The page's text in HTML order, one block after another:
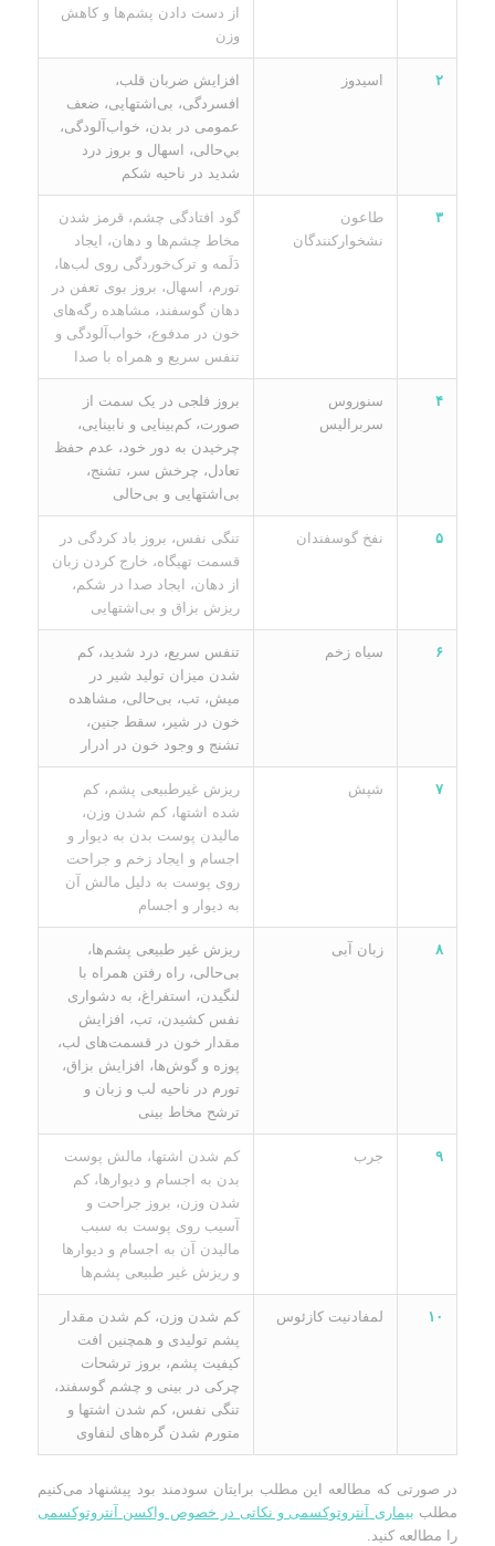
از دست دادن پشم‌ها و کاهش
وزن
۲ اسیدوز
افزایش ضربان قلب،
افسردگی، بی‌اشتهایی، ضعف
عمومی در بدن، خواب‌آلودگی،
بي‌حالی، اسهال و بروز درد
شدید در ناحیه شکم
۳
طاعون
نشخوارکنندگان
گود افتادگی چشم، قرمز شدن
مخاط چشم‌ها و دهان، ایجاد
دَلَمه و ترک‌خوردگی روی لب‌ها،
تورم، اسهال، بروز بوی تعفن در
دهان گوسفند، مشاهده رگه‌های
خون در مدفوع، خواب‌آلودگی و
تنفس سریع و همراه با صدا
۴
سنوروس
سربرالیس
بروز فلجی در یک سمت از
صورت، کم‌بینایی و نابینایی،
چرخیدن به دور خود، عدم حفظ
تعادل، چرخش سر، تشنج،
بی‌اشتهایی و بی‌حالی
۵ نفخ گوسفندان
تنگی نفس، بروز باد کردگی در
قسمت تهیگاه، خارج کردن زبان
از دهان، ایجاد صدا در شکم،
ریزش بزاق و بی‌اشتهایی
۶ سیاه زخم
تنفس سریع، درد شدید، کم
شدن میزان تولید شیر در
میش، تب، بی‌حالی، مشاهده
خون در شیر، سقط جنین،
تشنج و وجود خون در ادرار
۷ شپش
ریزش غیرطبیعی پشم، کم
شده اشتها، کم شدن وزن،
مالیدن پوست بدن به دیوار و
اجسام و ایجاد زخم و جراحت
روی پوست به دلیل مالش آن
به دیوار و اجسام
۸ زبان آبی
ریزش غیر طبیعی پشم‌ها،
بی‌حالی، راه رفتن همراه با
لنگیدن، استفراغ، به دشواری
نفس کشیدن، تب، افزایش
مقدار خون در قسمت‌های لب،
پوزه و گوش‌ها، افزایش بزاق،
تورم در ناحیه لب و زبان و
ترشح مخاط بینی
۹ جرب
کم شدن اشتها، مالش پوست
بدن به اجسام و دیوارها، کم
شدن وزن، بروز جراحت و
آسیب روی پوست به سبب
مالیدن آن به اجسام و دیوارها
و ریزش غیر طبیعی پشم‌ها
۱۰ لمفادنیت کازئوس
کم شدن وزن، کم شدن مقدار
پشم تولیدی و همچنین افت
کیفیت پشم، بروز ترشحات
چرکی در بینی و چشم گوسفند،
تنگی نفس، کم شدن اشتها و
متورم شدن گره‌های لنفاوی
در صورتی که مطالعه این مطلب برایتان سودمند بود پیشنهاد می‌کنیم
مطلب بیماری
آنتروتوکسمی و نکاتی در خصوص واکسن آنتروتوکسمی
را مطالعه کنید.